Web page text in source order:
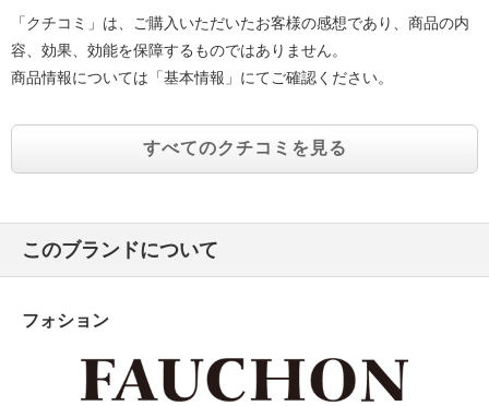
「クチコミ」は、ご購入いただいたお客様の感想であり、商品の内
容、効果、効能を保障するものではありません。
商品情報については「基本情報」にてご確認ください。
すべてのクチコミを見る
このブランドについて
フォション